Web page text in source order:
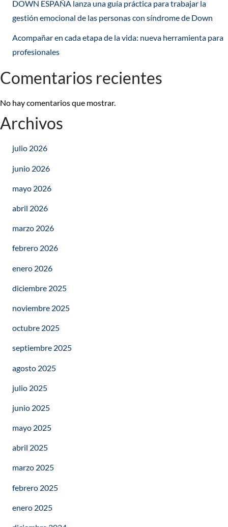
DOWN ESPAÑA lanza una guía práctica para trabajar la
gestión emocional de las personas con síndrome de Down
Acompañar en cada etapa de la vida: nueva herramienta para
profesionales
Comentarios recientes
No hay comentarios que mostrar.
Archivos
julio 2026
junio 2026
mayo 2026
abril 2026
marzo 2026
febrero 2026
enero 2026
diciembre 2025
noviembre 2025
octubre 2025
septiembre 2025
agosto 2025
julio 2025
junio 2025
mayo 2025
abril 2025
marzo 2025
febrero 2025
enero 2025